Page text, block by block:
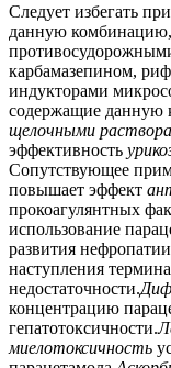
Следует избегать
данную комбинацию,
карбамазепином,
индукторами
содержащие данную
щелочными
эффективность
Сопутствующее
повышает эффект
прокоагулянтных
использование
развития
наступления
недостаточности.
концентрацию
гепатотоксичности.
миелотоксичность